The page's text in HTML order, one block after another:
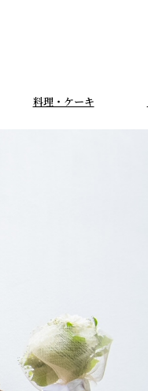
料理・ケーキ